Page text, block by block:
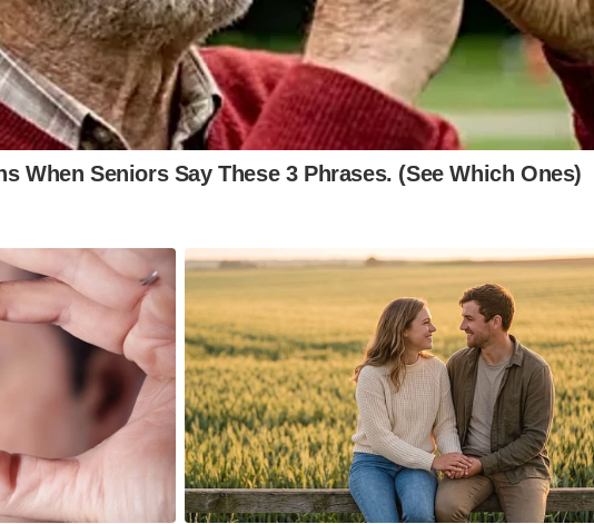
കടത്തിയത്. പിന്നീട് 1862-ൽ ഇത് ലൈഡൻ
കഴിഞ്ഞ 14 വർഷമായി (2012 മുതൽ) ഈ
ഇന്ത്യ നയതന്ത്ര ശ്രമങ്ങൾ നടത്തിവരികയായിരുന്നു.
2023 ഒക്ടോബറിൽ ഇന്ത്യയുടെ അവകാശവാദം
ഡച്ച് സർക്കാർപുതിയ കൊളോണിയൽ പുരാവസ്തു നയം
യുഎഇ സന്ദർശനത്തിന് ശേഷം
നരേന്ദ്ര മോദിയുടെ അഞ്ച് രാജ്യങ്ങളുടെ യൂറോപ്യൻ
പ്രധാനമന്ത്രി സ്വീഡൻ, നോർവേ, ഇറ്റലി എന്നീ രാജ്യങ്ങൾ
netherlands